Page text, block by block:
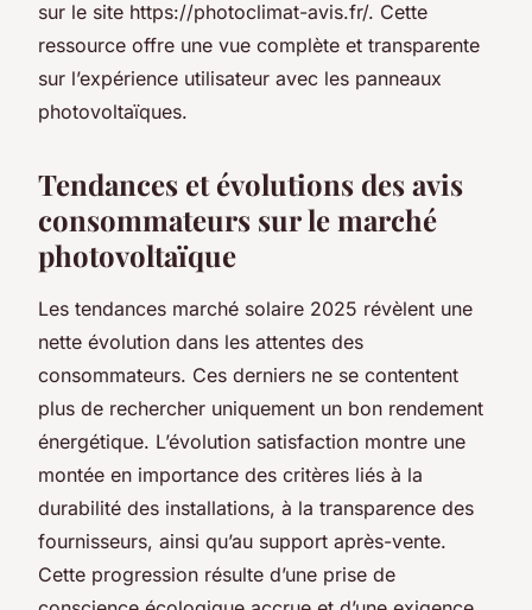
sur le site https://photoclimat-avis.fr/. Cette
ressource offre une vue complète et transparente
sur l’expérience utilisateur avec les panneaux
photovoltaïques.
Tendances et évolutions des avis
consommateurs sur le marché
photovoltaïque
Les tendances marché solaire 2025 révèlent une
nette évolution dans les attentes des
consommateurs. Ces derniers ne se contentent
plus de rechercher uniquement un bon rendement
énergétique. L’évolution satisfaction montre une
montée en importance des critères liés à la
durabilité des installations, à la transparence des
fournisseurs, ainsi qu’au support après-vente.
Cette progression résulte d’une prise de